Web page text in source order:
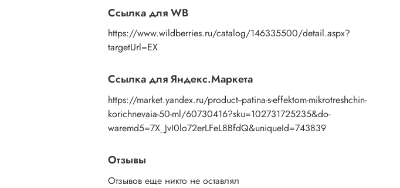
Ссылка для WB
https://www.wildberries.ru/catalog/146335500/detail.aspx?
targetUrl=EX
Ссылка для Яндекс.Маркета
https://market.yandex.ru/product--patina-s-effektom-mikrotreshchin-
korichnevaia-50-ml/60730416?sku=102731725235&do-
waremd5=7X_JvI0lo72erLFeL8BfdQ&uniqueId=743839
Отзывы
Отзывов еще никто не оставлял